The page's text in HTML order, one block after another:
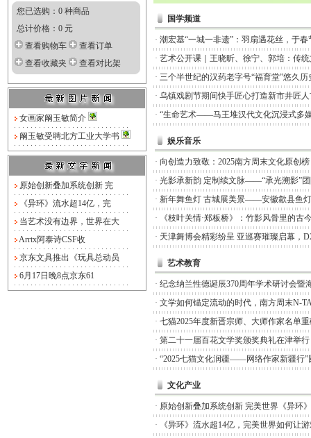
您已选购：0 种商品
总计价格：0 元
查看购物车
查看订单
查看收藏夹
查看对比架
女画家阚玉敏简介
阚玉敏受聘北方工业大学书
原始创新叠加系统创新 完
《异环》流水超14亿，完
当艺术没有边界，世界在大
Arrtx阿泰诗CSF收
京东文具推出《玩具总动员
6月17日晚8点京东61
国学频道
· 潮宏基“一城一非遗”：羽扇遇花丝，于
· 艺术公开课｜王晓昕、徐宁、郭培：传
· 三个半世纪的汉药老字号“福育堂”悠久历
· 乌镇戏剧节期间快手匠心打造新市井匠
· “生命艺术——马王堆汉代文化沉浸式多
娱乐音乐
· 向创造力致敬：2025南方周末文化原创
· 光影承新韵 定制续文脉——“承光溯影”
· 新年舞鱼灯 古城展美景——安徽歙县鱼
·
《枝叶关情·郑板桥》：竹影风骨里的古
· 天津舞博会精彩纷呈 亚巡赛璀璨启幕，
艺术教育
· 纪念纳兰性德诞辰370周年学术研讨会暨
· 文学如何锚定流动的时代，南方周末N-
· 七猫2025年度新晋宗师、大师作家名单
· 第二十一届百花文学奖颁奖典礼在津举行
· “2025七猫文化润疆——网络作家新疆行”
文化产业
· 原始创新叠加系统创新 完美世界《异环
·
《异环》流水超14亿，完美世界如何让游